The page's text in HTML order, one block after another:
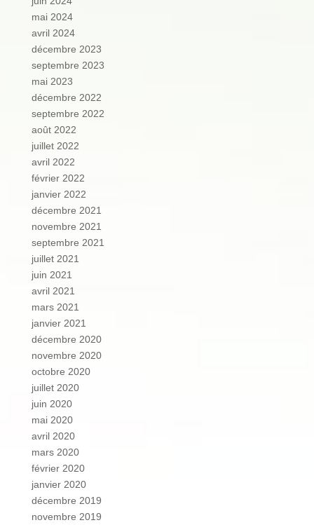
mai 2024
avril 2024
décembre 2023
septembre 2023
mai 2023
décembre 2022
septembre 2022
août 2022
juillet 2022
avril 2022
février 2022
janvier 2022
décembre 2021
novembre 2021
septembre 2021
juillet 2021
juin 2021
avril 2021
mars 2021
janvier 2021
décembre 2020
novembre 2020
octobre 2020
juillet 2020
juin 2020
mai 2020
avril 2020
mars 2020
février 2020
janvier 2020
décembre 2019
novembre 2019